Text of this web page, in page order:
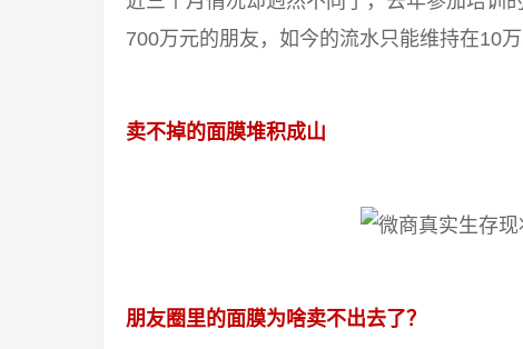
700万元的朋友，如今的流水只能维持在10万
卖不掉的面膜堆积成山
朋友圈里的面膜为啥卖不出去了？